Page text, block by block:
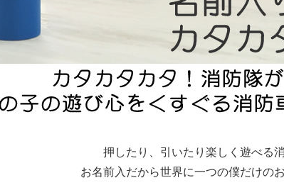
押したり、引いたり楽しく遊べる
お名前入だから世界に一つの僕だけの